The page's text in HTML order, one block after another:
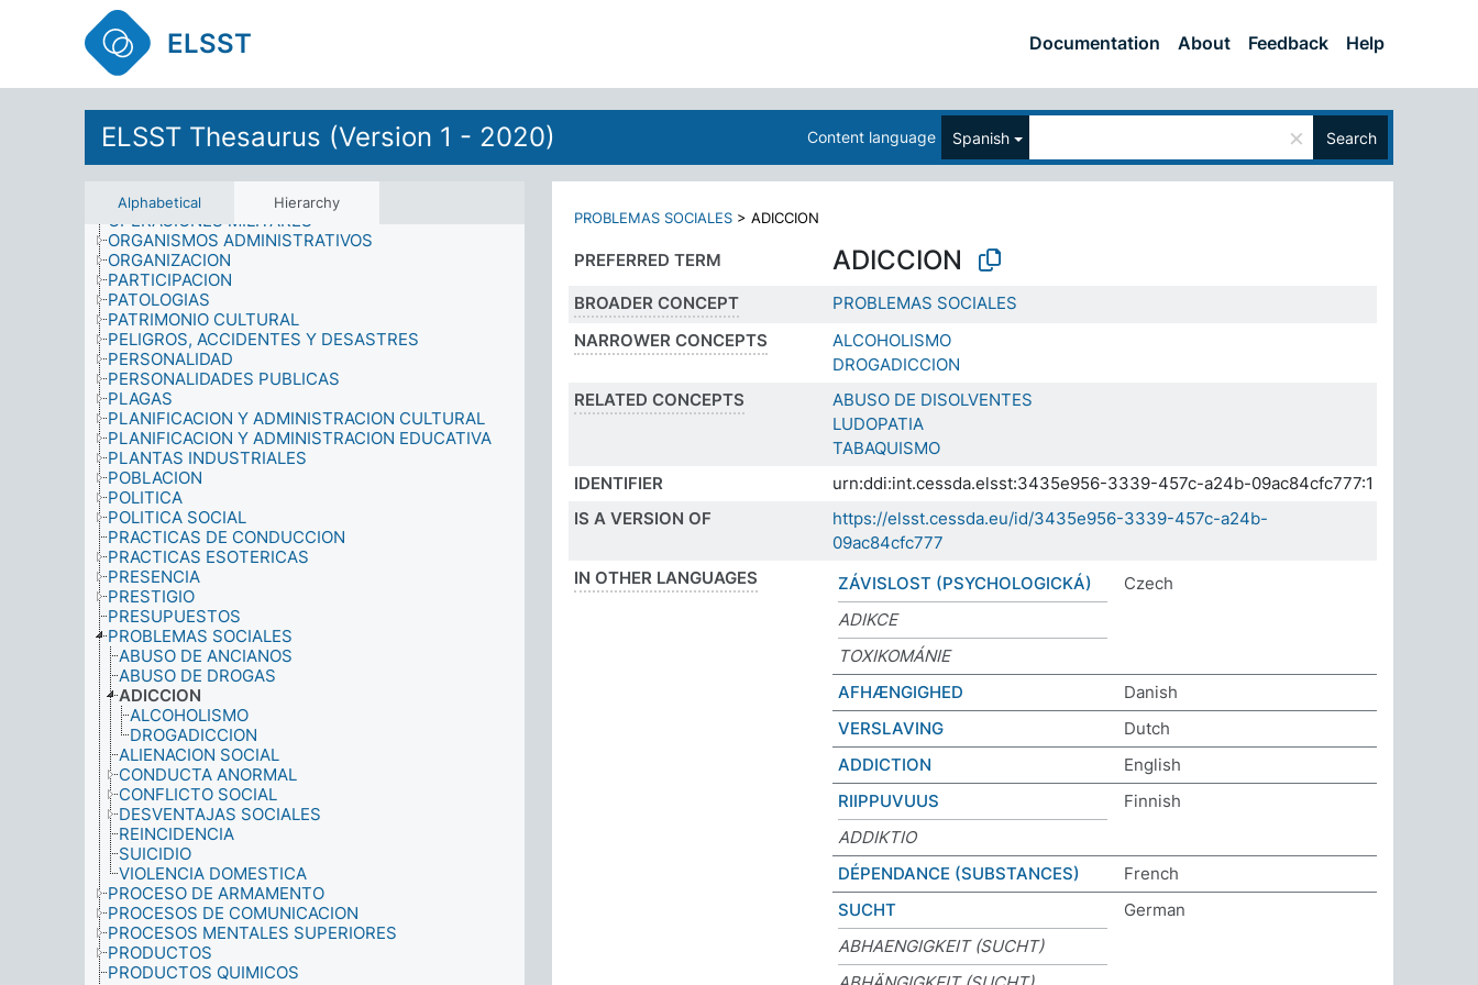
ELSST Documentation About Feedback Help
ELSST Thesaurus (Version 1 - 2020) Content language Spanish × Search
Alphabetical Hierarchy
MIEMBROS DE LA FAMILIA
MIGRANTES
MOTIVACION
MOVIMIENTOS MIGRATORIOS DE LA POBLACION
NACIONALIDAD
NECESIDADES INFORMATIVAS
NEGOCIOS
OPERACION BELICA
OPERACIONES MILITARES
ORGANISMOS ADMINISTRATIVOS
ORGANIZACION
PARTICIPACION
PATOLOGIAS
PATRIMONIO CULTURAL
PELIGROS, ACCIDENTES Y DESASTRES
PERSONALIDAD
PERSONALIDADES PUBLICAS
PLAGAS
PLANIFICACION Y ADMINISTRACION CULTURAL
PLANIFICACION Y ADMINISTRACION EDUCATIVA
PLANTAS INDUSTRIALES
POBLACION
POLITICA
POLITICA SOCIAL
PRACTICAS DE CONDUCCION
PRACTICAS ESOTERICAS
PRESENCIA
PRESTIGIO
PRESUPUESTOS
PROBLEMAS SOCIALES
ABUSO DE ANCIANOS
ABUSO DE DROGAS
ADICCION
ALCOHOLISMO
DROGADICCION
ALIENACION SOCIAL
CONDUCTA ANORMAL
CONFLICTO SOCIAL
DESVENTAJAS SOCIALES
REINCIDENCIA
SUICIDIO
VIOLENCIA DOMESTICA
PROCESO DE ARMAMENTO
PROCESOS DE COMUNICACION
PROCESOS MENTALES SUPERIORES
PRODUCTOS
PRODUCTOS QUIMICOS
PROBLEMAS SOCIALES > ADICCION
PREFERRED TERM ADICCION
BROADER CONCEPT
PROBLEMAS SOCIALES
NARROWER CONCEPTS
ALCOHOLISMO
DROGADICCION
RELATED CONCEPTS
ABUSO DE DISOLVENTES
LUDOPATIA
TABAQUISMO
IDENTIFIER
urn:ddi:int.cessda.elsst:3435e956-3339-457c-a24b-09ac84cfc777:1
IS A VERSION OF
https://elsst.cessda.eu/id/3435e956-3339-457c-a24b-
09ac84cfc777
IN OTHER LANGUAGES
ZÁVISLOST (PSYCHOLOGICKÁ)
Czech
ADIKCE
TOXIKOMÁNIE
AFHÆNGIGHED
Danish
VERSLAVING
Dutch
ADDICTION
English
RIIPPUVUUS
Finnish
ADDIKTIO
DÉPENDANCE (SUBSTANCES)
French
SUCHT
German
ABHAENGIGKEIT (SUCHT)